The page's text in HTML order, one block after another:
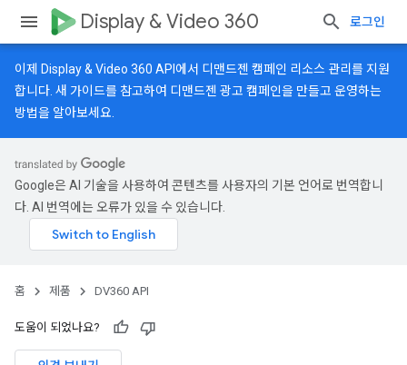
Display & Video 360 로그인
이제 Display & Video 360 API에서 디맨드젠 캠페인 리소스 관리를 지원
합니다. 새 가이드를 참고하여 디맨드젠 광고 캠페인을 만들고 운영하는
방법을 알아보세요.
Google은 AI 기술을 사용하여 콘텐츠를 사용자의 기본 언어로 번역합니
다. AI 번역에는 오류가 있을 수 있습니다.
홈 제품 DV360 API
도움이 되었나요?